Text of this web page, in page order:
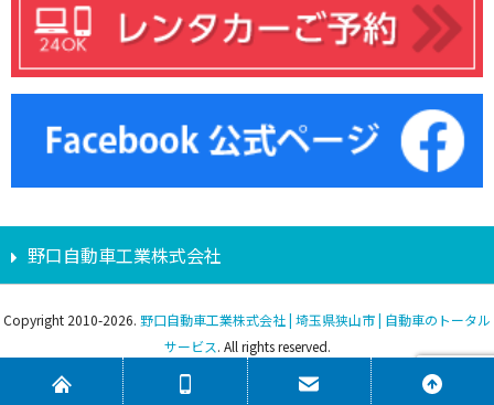
野口自動車工業株式会社
Copyright 2010-2026. 野口自動車工業株式会社 | 埼玉県狭山市 | 自動車のトータル
サービス. All rights reserved.